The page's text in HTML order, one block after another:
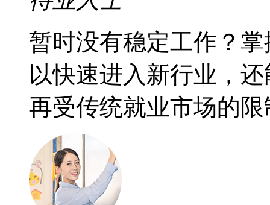
暂时没有稳定工作？
以快速进入新行业，
再受传统就业市场的限